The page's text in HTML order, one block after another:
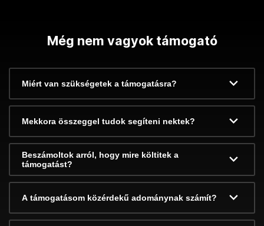
Még nem vagyok támogató
Miért van szükségetek a támogatásra?
Mekkora összeggel tudok segíteni nektek?
Beszámoltok arról, hogy mire költitek a
támogatást?
A támogatásom közérdekű adománynak számít?